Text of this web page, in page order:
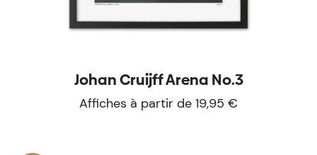
Johan Cruijff Arena No.3
Affiches à partir de 19,95 €